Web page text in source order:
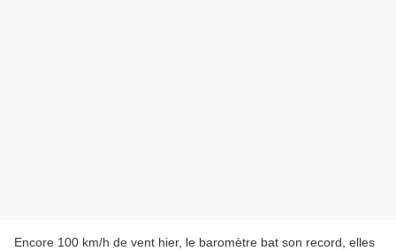
Encore 100 km/h de vent hier, le baromètre bat son record, elles